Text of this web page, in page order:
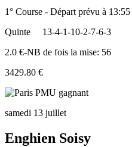
1° Course - Départ prévu à 13:55
Quinte
13-4-1-10-2-7-6-3
2.0 €-NB de fois la mise: 56
3429.80 €
samedi 13 juillet
Enghien Soisy